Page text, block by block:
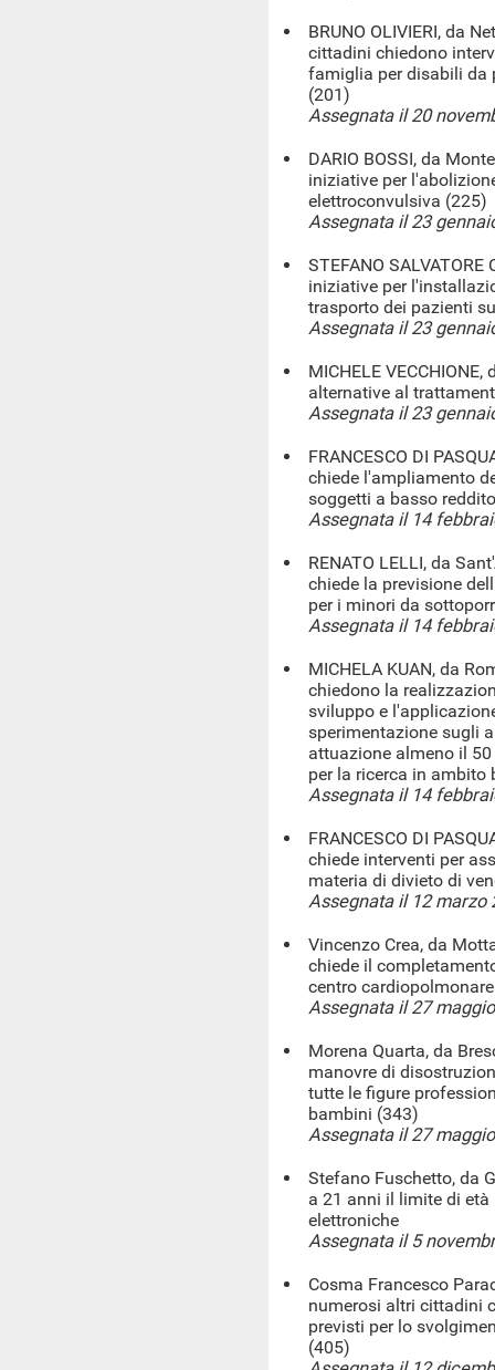
BRUNO OLIVIERI, da
cittadini chiedono
famiglia per disabili da
(201)
Assegnata il 20
DARIO BOSSI, da
iniziative per
elettroconvulsiva (225)
Assegnata il 23
STEFANO
iniziative per
trasporto dei pazienti
Assegnata il 23
MICHELE
alternative al
Assegnata il 23
FRANCESCO DI
chiede l'ampliamento
soggetti a basso
Assegnata il 14
RENATO LELLI, da
chiede la previsione
per i minori da
Assegnata il 14
MICHELA KUAN, da
chiedono la
sviluppo e
sperimentazione sugli
attuazione almeno il
per la ricerca in ambito
Assegnata il 14
FRANCESCO DI
chiede interventi per
materia di divieto di
Assegnata il 12 marzo
Vincenzo Crea, da
chiede il
centro
Assegnata il 27
Morena Quarta, da
manovre di
tutte le figure
bambini (343)
Assegnata il 27
Stefano Fuschetto, da
a 21 anni il limite di
elettroniche
Assegnata il 5
Cosma Francesco
numerosi altri cittadini
previsti per lo
(405)